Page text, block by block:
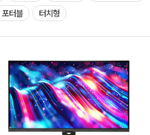
포터블 터치형